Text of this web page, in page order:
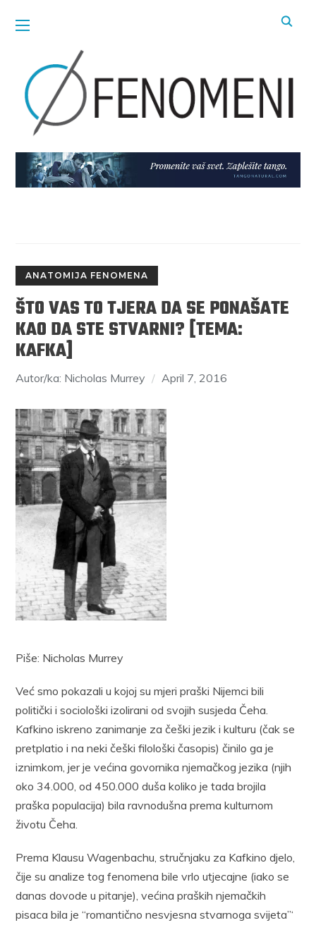
ANATOMIJA FENOMENA
ŠTO VAS TO TJERA DA SE PONAŠATE
KAO DA STE STVARNI? [TEMA:
KAFKA]
Autor/ka: Nicholas Murrey April 7, 2016
Piše: Nicholas Murrey
Već smo pokazali u kojoj su mjeri praški Nijemci bili
politički i sociološki izolirani od svojih susjeda Čeha.
Kafkino iskreno zanimanje za češki jezik i kulturu (čak se
pretplatio i na neki češki filološki časopis) činilo ga je
iznimkom, jer je većina govornika njemačkog jezika (njih
oko 34.000, od 450.000 duša koliko je tada brojila
praška populacija) bila ravnodušna prema kulturnom
životu Čeha.
Prema Klausu Wagenbachu, stručnjaku za Kafkino djelo,
čije su analize tog fenomena bile vrlo utjecajne (iako se
danas dovode u pitanje), većina praških njemačkih
pisaca bila je “romantično nesvjesna stvarnoga svijeta”‘